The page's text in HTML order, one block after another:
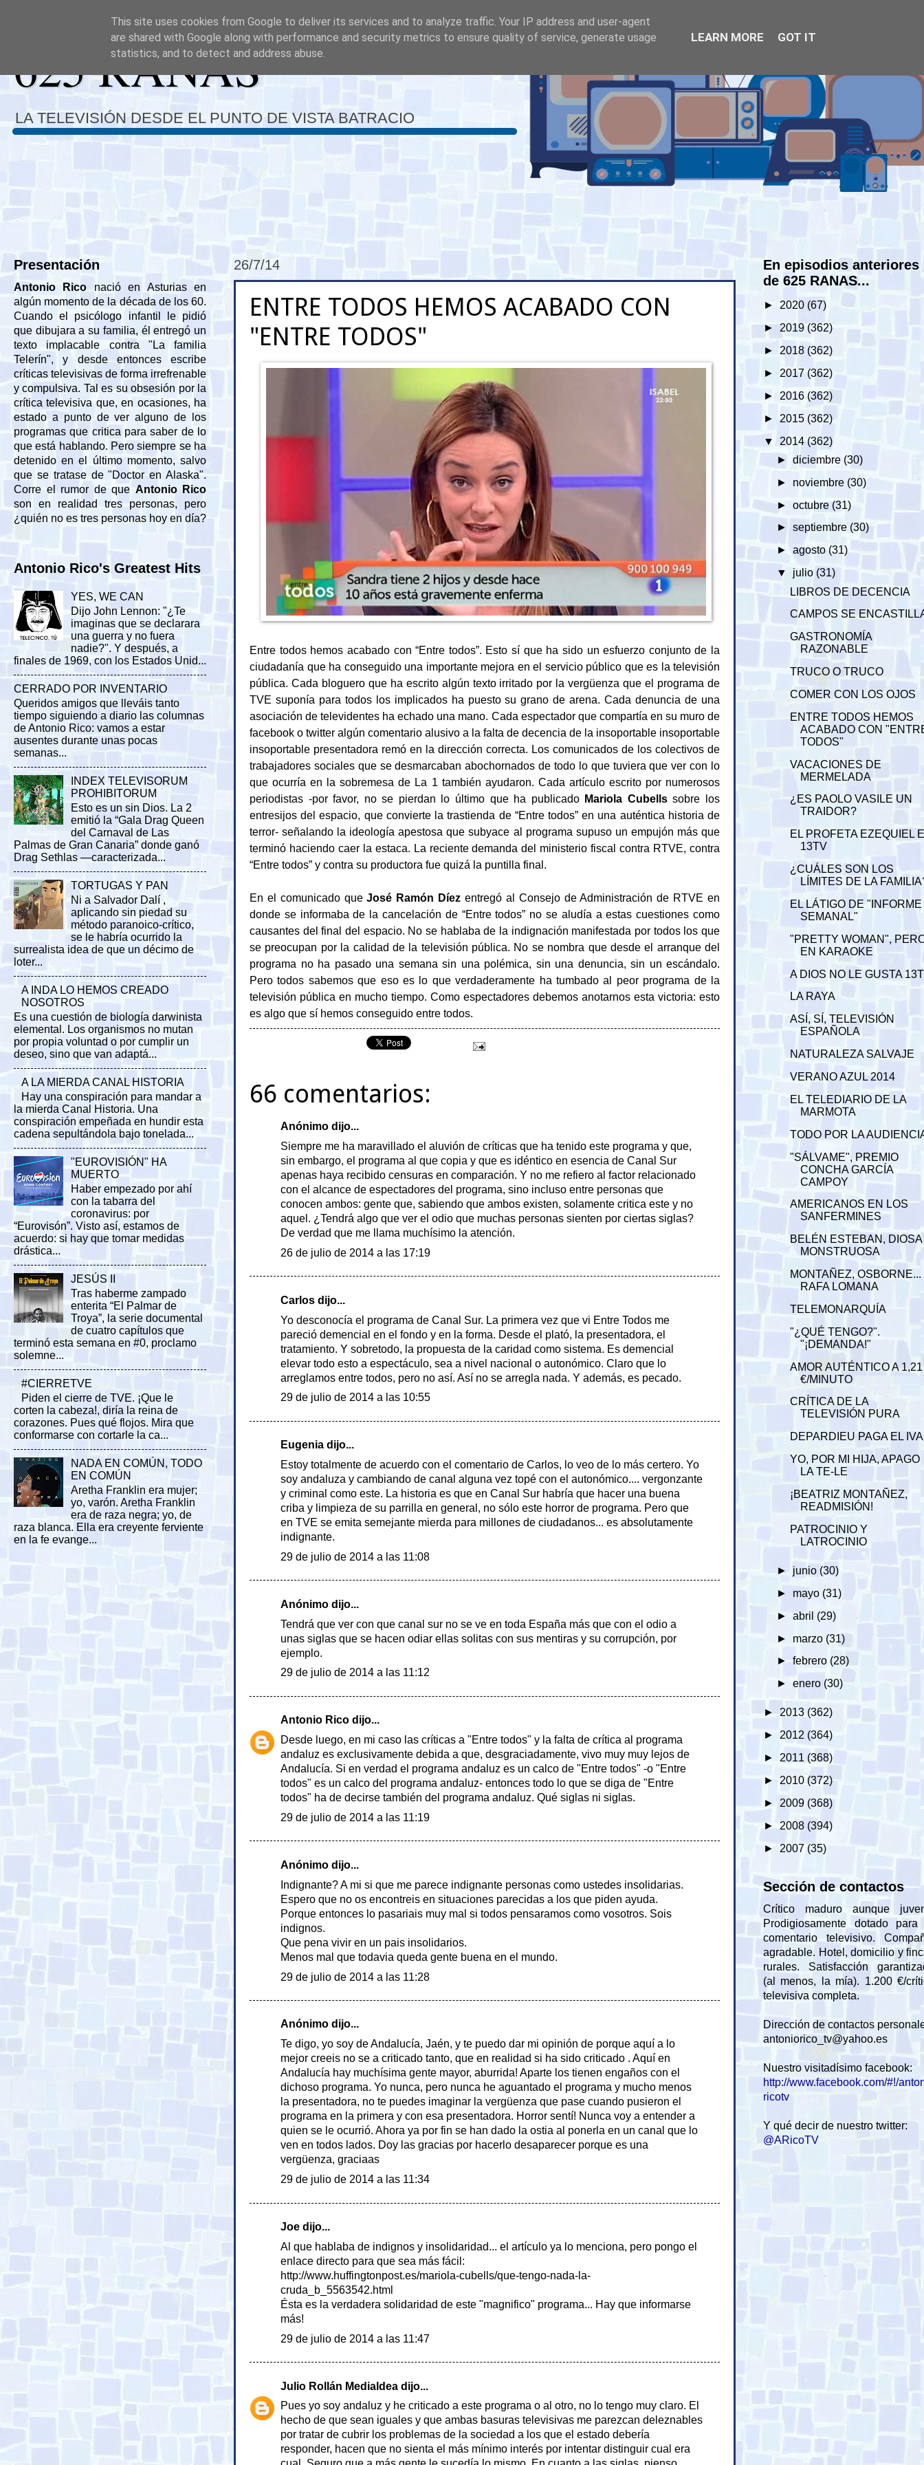
625 RANAS
LA TELEVISIÓN DESDE EL PUNTO DE VISTA BATRACIO
26/7/14
ENTRE TODOS HEMOS ACABADO CON
"ENTRE TODOS"
Entre todos hemos acabado con “Entre todos”. Esto sí que ha sido un esfuerzo conjunto de la
ciudadanía que ha conseguido una importante mejora en el servicio público que es la televisión
pública. Cada bloguero que ha escrito algún texto irritado por la vergüenza que el programa de
TVE suponía para todos los implicados ha puesto su grano de arena. Cada denuncia de una
asociación de televidentes ha echado una mano. Cada espectador que compartía en su muro de
facebook o twitter algún comentario alusivo a la falta de decencia de la insoportable insoportable
insoportable presentadora remó en la dirección correcta. Los comunicados de los colectivos de
trabajadores sociales que se desmarcaban abochornados de todo lo que tuviera que ver con lo
que ocurría en la sobremesa de La 1 también ayudaron. Cada artículo escrito por numerosos
periodistas -por favor, no se pierdan lo último que ha publicado Mariola Cubellssobre los
entresijos del espacio, que convierte la trastienda de “Entre todos” en una auténtica historia de
terror- señalando la ideología apestosa que subyace al programa supuso un empujón más que
terminó haciendo caer la estaca. La reciente demanda del ministerio fiscal contra RTVE, contra
“Entre todos” y contra su productora fue quizá la puntilla final.
En el comunicado queJosé Ramón Díez entregó al Consejo de Administración de RTVE en
donde se informaba de la cancelación de “Entre todos” no se aludía a estas cuestiones como
causantes del final del espacio. No se hablaba de la indignación manifestada por todos los que
se preocupan por la calidad de la televisión pública. No se nombra que desde el arranque del
programa no ha pasado una semana sin una polémica, sin una denuncia, sin un escándalo.
Pero todos sabemos que eso es lo que verdaderamente ha tumbado al peor programa de la
televisión pública en mucho tiempo. Como espectadores debemos anotarnos esta victoria: esto
es algo que sí hemos conseguido entre todos.
66 comentarios:
Anónimo dijo...
Siempre me ha maravillado el aluvión de críticas que ha tenido este programa y que,
sin embargo, el programa al que copia y que es idéntico en esencia de Canal Sur
apenas haya recibido censuras en comparación. Y no me refiero al factor relacionado
con el alcance de espectadores del programa, sino incluso entre personas que
conocen ambos: gente que, sabiendo que ambos existen, solamente critica este y no
aquel. ¿Tendrá algo que ver el odio que muchas personas sienten por ciertas siglas?
De verdad que me llama muchísimo la atención.
26 de julio de 2014 a las 17:19
Carlos dijo...
Yo desconocía el programa de Canal Sur. La primera vez que vi Entre Todos me
pareció demencial en el fondo y en la forma. Desde el plató, la presentadora, el
tratamiento. Y sobretodo, la propuesta de la caridad como sistema. Es demencial
elevar todo esto a espectáculo, sea a nivel nacional o autonómico. Claro que lo
arreglamos entre todos, pero no así. Así no se arregla nada. Y además, es pecado.
29 de julio de 2014 a las 10:55
Eugenia dijo...
Estoy totalmente de acuerdo con el comentario de Carlos, lo veo de lo más certero. Yo
soy andaluza y cambiando de canal alguna vez topé con el autonómico.... vergonzante
y criminal como este. La historia es que en Canal Sur habría que hacer una buena
criba y limpieza de su parrilla en general, no sólo este horror de programa. Pero que
en TVE se emita semejante mierda para millones de ciudadanos... es absolutamente
indignante.
29 de julio de 2014 a las 11:08
Anónimo dijo...
Tendrá que ver con que canal sur no se ve en toda España más que con el odio a
unas siglas que se hacen odiar ellas solitas con sus mentiras y su corrupción, por
ejemplo.
29 de julio de 2014 a las 11:12
Antonio Rico dijo...
Desde luego, en mi caso las críticas a "Entre todos" y la falta de crítica al programa
andaluz es exclusivamente debida a que, desgraciadamente, vivo muy muy lejos de
Andalucía. Si en verdad el programa andaluz es un calco de "Entre todos" -o "Entre
todos" es un calco del programa andaluz- entonces todo lo que se diga de "Entre
todos" ha de decirse también del programa andaluz. Qué siglas ni siglas.
29 de julio de 2014 a las 11:19
Anónimo dijo...
Indignante? A mi si que me parece indignante personas como ustedes insolidarias.
Espero que no os encontreis en situaciones parecidas a los que piden ayuda.
Porque entonces lo pasariais muy mal si todos pensaramos como vosotros. Sois
indignos.
Que pena vivir en un pais insolidarios.
Menos mal que todavia queda gente buena en el mundo.
29 de julio de 2014 a las 11:28
Anónimo dijo...
Te digo, yo soy de Andalucía, Jaén, y te puedo dar mi opinión de porque aquí a lo
mejor creeis no se a criticado tanto, que en realidad si ha sido criticado . Aquí en
Andalucía hay muchísima gente mayor, aburrida! Aparte los tienen engaños con el
dichoso programa. Yo nunca, pero nunca he aguantado el programa y mucho menos
la presentadora, no te puedes imaginar la vergüenza que pase cuando pusieron el
programa en la primera y con esa presentadora. Horror sentí! Nunca voy a entender a
quien se le ocurrió. Ahora ya por fin se han dado la ostia al ponerla en un canal que lo
ven en todos lados. Doy las gracias por hacerlo desaparecer porque es una
vergüenza, graciaas
29 de julio de 2014 a las 11:34
Joe dijo...
Al que hablaba de indignos y insolidaridad... el artículo ya lo menciona, pero pongo el
enlace directo para que sea más fácil:
http://www.huffingtonpost.es/mariola-cubells/que-tengo-nada-la-
cruda_b_5563542.html
Ésta es la verdadera solidaridad de este "magnifico" programa... Hay que informarse
más!
29 de julio de 2014 a las 11:47
Julio Rollán Medialdea dijo...
Pues yo soy andaluz y he criticado a este programa o al otro, no lo tengo muy claro. El
hecho de que sean iguales y que ambas basuras televisivas me parezcan deleznables
por tratar de cubrir los problemas de la sociedad a los que el estado debería
responder, hacen que no sienta el más mínimo interés por intentar distinguir cual era
Presentación
Antonio Rico nació en Asturias en
algún momento de la década de los 60.
Cuando el psicólogo infantil le pidió
que dibujara a su familia, él entregó un
texto implacable contra "La familia
Telerín", y desde entonces escribe
críticas televisivas de forma irrefrenable
y compulsiva. Tal es su obsesión por la
crítica televisiva que, en ocasiones, ha
estado a punto de ver alguno de los
programas que critica para saber de lo
que está hablando. Pero siempre se ha
detenido en el último momento, salvo
que se tratase de "Doctor en Alaska".
Corre el rumor de que Antonio Rico
son en realidad tres personas, pero
¿quién no es tres personas hoy en día?
Antonio Rico's Greatest Hits
YES, WE CAN
Dijo John Lennon: "¿Te
imaginas que se declarara
una guerra y no fuera
nadie?". Y después, a
finales de 1969, con los Estados Unid...
CERRADO POR INVENTARIO
Queridos amigos que lleváis tanto
tiempo siguiendo a diario las columnas
de Antonio Rico: vamos a estar
ausentes durante unas pocas
semanas...
INDEX TELEVISORUM
PROHIBITORUM
Esto es un sin Dios. La 2
emitió la “Gala Drag Queen
del Carnaval de Las
Palmas de Gran Canaria” donde ganó
Drag Sethlas —caracterizada...
TORTUGAS Y PAN
Ni a Salvador Dalí ,
aplicando sin piedad su
método paranoico-crítico,
se le habría ocurrido la
surrealista idea de que un décimo de
loter...
A INDA LO HEMOS CREADO
NOSOTROS
Es una cuestión de biología darwinista
elemental. Los organismos no mutan
por propia voluntad o por cumplir un
deseo, sino que van adaptá...
A LA MIERDA CANAL HISTORIA
Hay una conspiración para mandar a
la mierda Canal Historia. Una
conspiración empeñada en hundir esta
cadena sepultándola bajo tonelada...
"EUROVISIÓN" HA
MUERTO
Haber empezado por ahí
con la tabarra del
coronavirus: por
“Eurovisón”. Visto así, estamos de
acuerdo: si hay que tomar medidas
drástica...
JESÚS II
Tras haberme zampado
enterita “El Palmar de
Troya”, la serie documental
de cuatro capítulos que
terminó esta semana en #0, proclamo
solemne...
#CIERRETVE
Piden el cierre de TVE. ¡Que le
corten la cabeza!, diría la reina de
corazones. Pues qué flojos. Mira que
conformarse con cortarle la ca...
NADA EN COMÚN, TODO
EN COMÚN
Aretha Franklin era mujer;
yo, varón. Aretha Franklin
era de raza negra; yo, de
raza blanca. Ella era creyente ferviente
en la fe evange...
En episodios anteriores
de 625 RANAS...
► 2020 (67)
►2019 (362)
► 2018 (362)
► 2017 (362)
► 2016 (362)
► 2015 (362)
▼ 2014 (362)
► diciembre (30)
► noviembre (30)
► octubre(31)
► septiembre (30)
► agosto (31)
▼ julio (31)
LIBROS DE DECENCIA
CAMPOS SE
GASTRONOMÍA
RAZONABLE
TRUCO O TRUCO
COMER CON LOS OJOS
ENTRE TODOS HEMOS
ACABADO CON
TODOS"
VACACIONES DE
MERMELADA
¿ES PAOLO VASILE UN
TRAIDOR?
EL PROFETA EZEQUIEL
13TV
¿CUÁLES SON LOS
LÍMITES DE LA
EL LÁTIGO DE "INFORME
SEMANAL"
"PRETTY WOMAN",
EN KARAOKE
A DIOS NO LE GUSTA
LA RAYA
ASÍ, SÍ, TELEVISIÓN
ESPAÑOLA
NATURALEZA SALVAJE
VERANO AZUL 2014
EL TELEDIARIO DE LA
MARMOTA
TODO POR LA
"SÁLVAME", PREMIO
CONCHA GARCÍA
CAMPOY
AMERICANOS EN LOS
SANFERMINES
BELÉN ESTEBAN, DIOSA
MONSTRUOSA
MONTAÑEZ, OSBORNE...
RAFA LOMANA
TELEMONARQUÍA
"¿QUÉ TENGO?".
"¡DEMANDA!"
AMOR AUTÉNTICO A 1,21
€/MINUTO
CRÍTICA DE LA
TELEVISIÓN PURA
DEPARDIEU PAGA EL IVA
YO, POR MI HIJA, APAGO
LA TE-LE
¡BEATRIZ MONTAÑEZ,
READMISIÓN!
PATROCINIO Y
LATROCINIO
► junio (30)
► mayo (31)
► abril (29)
► marzo (31)
► febrero (28)
► enero (30)
►2013 (362)
► 2012 (364)
► 2011 (368)
► 2010(372)
► 2009 (368)
► 2008 (394)
► 2007 (35)
Sección de contactos
Crítico maduro aunque
Prodigiosamente dotado
comentario televisivo.
agradable. Hotel, domicilio y
rurales. Satisfacción
(al menos, la mía). 1.200 €/
televisiva completa.
Dirección de contactos
antoniorico_tv@yahoo.es
Nuestro visitadísimo facebook:
http://www.facebook.com/#!/
ricotv
Y qué decir de nuestro twitter:
@ARicoTV
This site uses cookies from Google to deliver its services and to analyze traffic. Your IP address and user-agent
are shared with Google along with performance and security metrics to ensure quality of service, generate usage
statistics, and to detect and address abuse.
LEARN MORE GOT IT